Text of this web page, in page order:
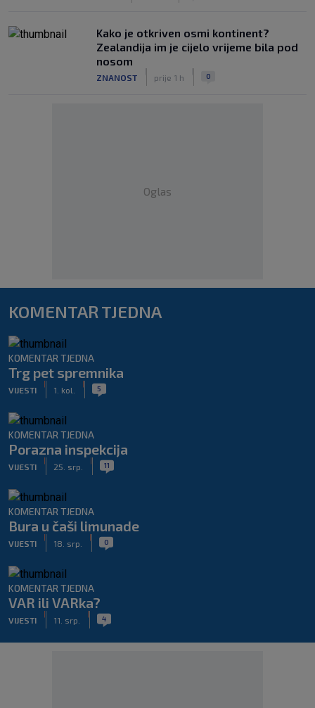
Kako je otkriven osmi kontinent?
Zealandija im je cijelo vrijeme bila pod
nosom
ZNANOST prije 1 h 0
Oglas
KOMENTAR TJEDNA
KOMENTAR TJEDNA
Trg pet spremnika
VIJESTI 1. kol. 5
KOMENTAR TJEDNA
Porazna inspekcija
VIJESTI 25. srp. 11
KOMENTAR TJEDNA
Bura u čaši limunade
VIJESTI 18. srp. 0
KOMENTAR TJEDNA
VAR ili VARka?
VIJESTI 11. srp. 4